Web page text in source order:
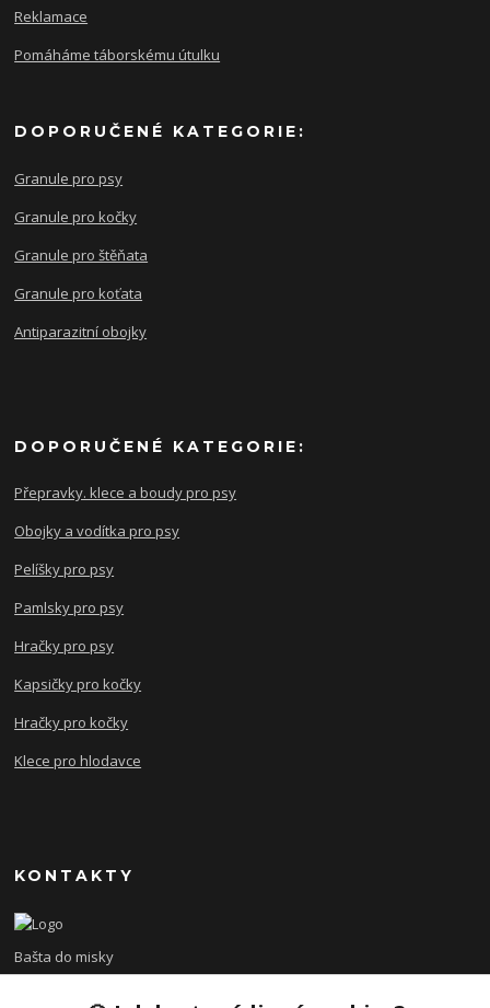
Reklamace
Pomáháme táborskému útulku
DOPORUČENÉ KATEGORIE:
Granule pro psy
Granule pro kočky
Granule pro štěňata
Granule pro koťata
Antiparazitní obojky
DOPORUČENÉ KATEGORIE:
Přepravky. klece a boudy pro psy
Obojky a vodítka pro psy
Pelíšky pro psy
Pamlsky pro psy
Hračky pro psy
Kapsičky pro kočky
Hračky pro kočky
Klece pro hlodavce
KONTAKTY
Bašta do misky